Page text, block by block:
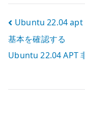
投
稿
ナ
ビ
Ubuntu 22.04
基本を確認する
Ubuntu 22.04 APT